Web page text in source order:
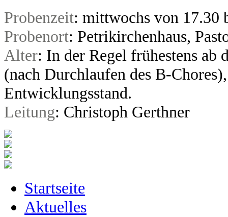
Probenzeit: mittwochs von 17.30
Probenort: Petrikirchenhaus,
Alter: In der Regel frühestens ab
(nach Durchlaufen des B-
Entwicklungsstand.
Leitung: Christoph Gerthner
Startseite
Aktuelles